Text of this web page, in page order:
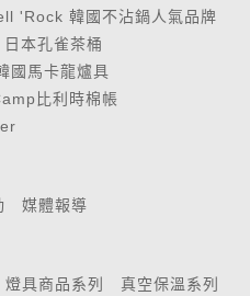
'Rock 韓國不沾鍋人氣品牌
日本孔雀茶桶
國馬卡龍爐具
比利時棉帳
媒體報導
燈具商品系列
真空保溫系列